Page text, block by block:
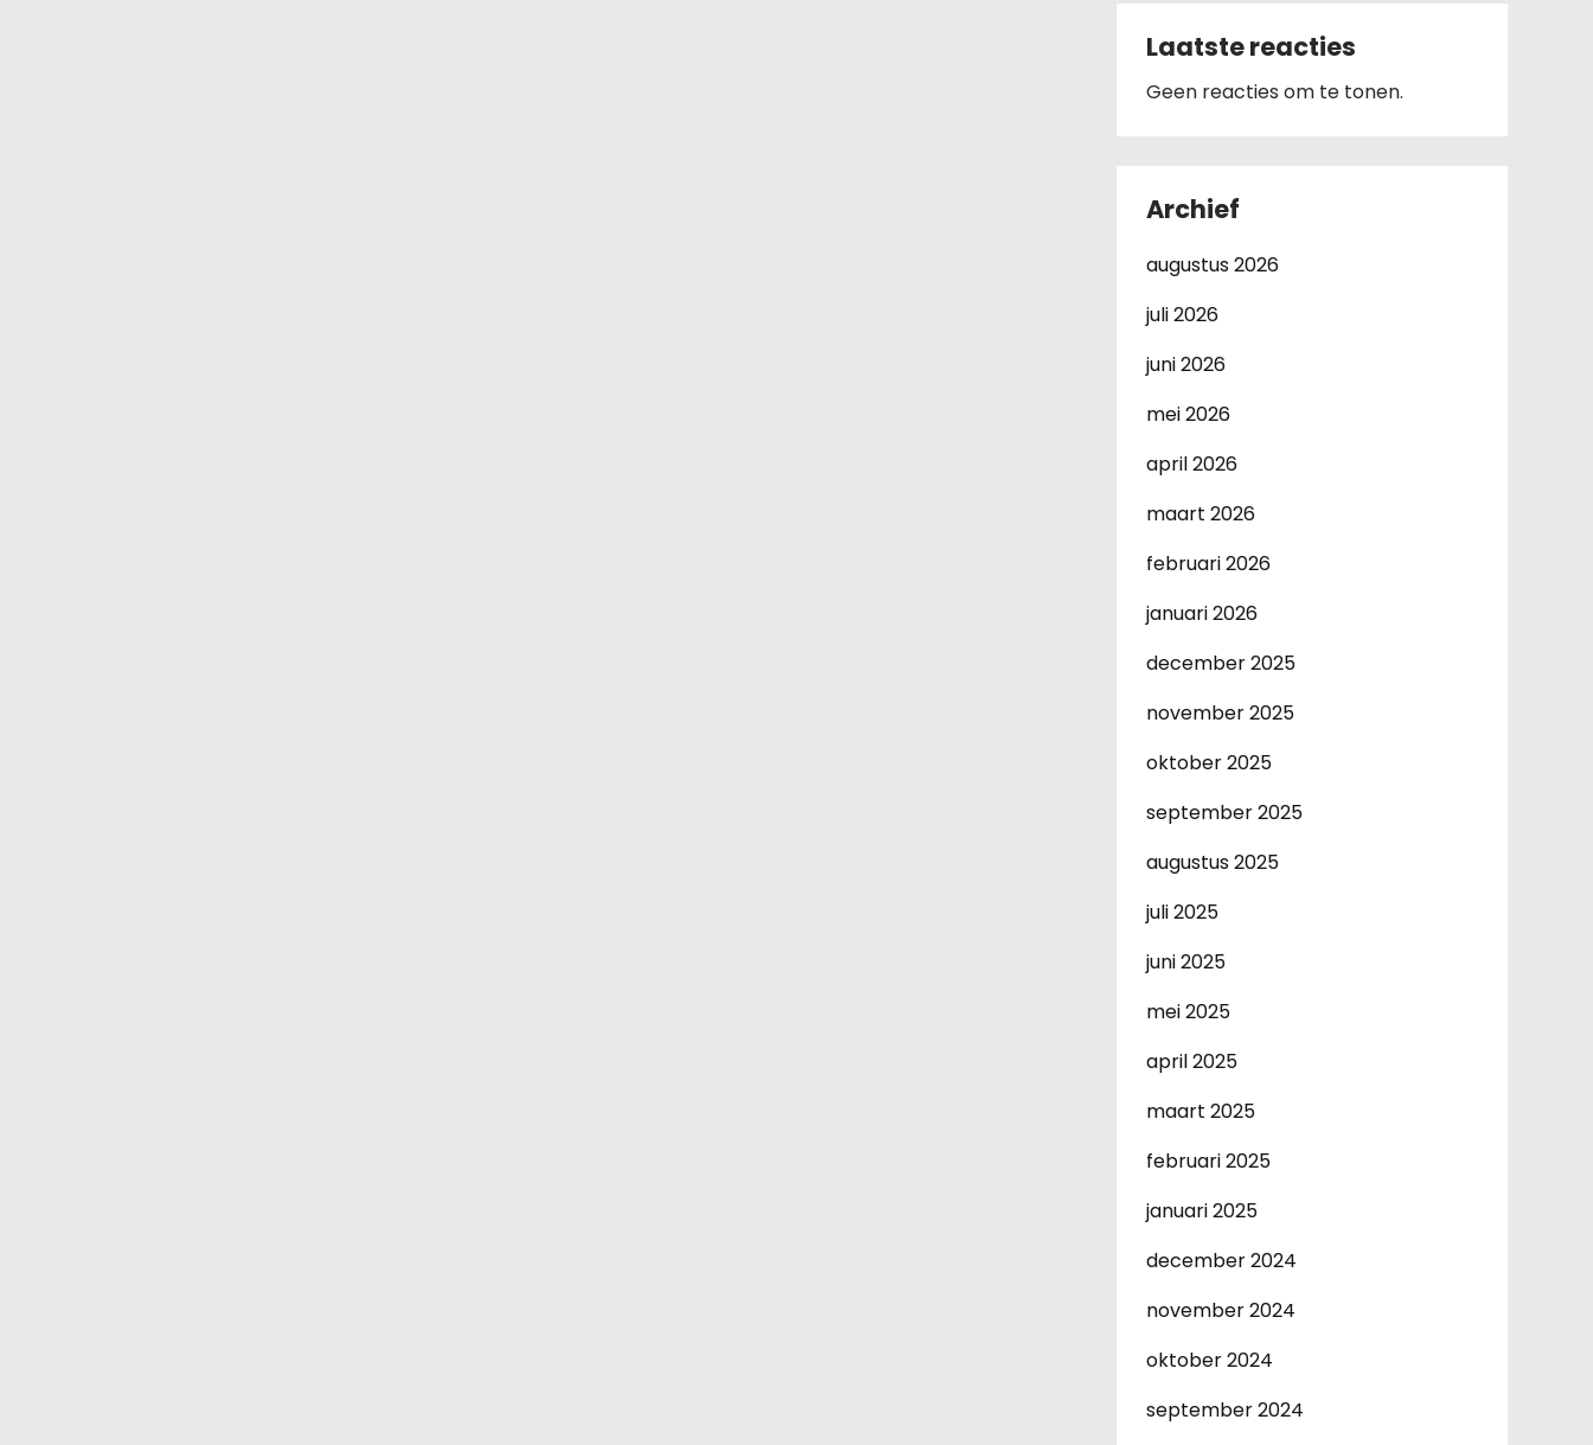
Laatste reacties
Geen reacties om te tonen.
Archief
augustus 2026
juli 2026
juni 2026
mei 2026
april 2026
maart 2026
februari 2026
januari 2026
december 2025
november 2025
oktober 2025
september 2025
augustus 2025
juli 2025
juni 2025
mei 2025
april 2025
maart 2025
februari 2025
januari 2025
december 2024
november 2024
oktober 2024
september 2024